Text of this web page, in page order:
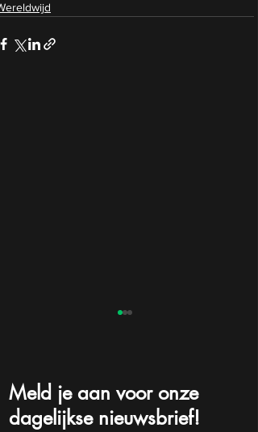
Meld je aan voor onze
dagelijkse nieuwsbrief!